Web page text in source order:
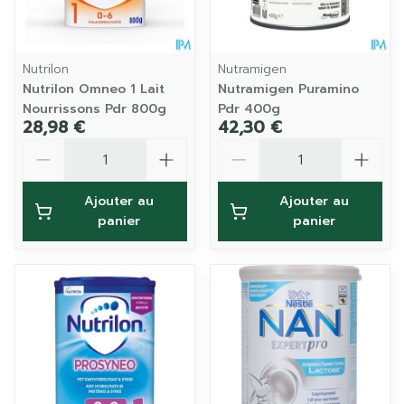
Nutrilon
Nutrilon Omneo 1 Lait
Nourrissons Pdr 800g
28,98 €
Ajouter au
panier
Nutramigen
Nutramigen Puramino
Pdr 400g
42,30 €
Ajouter au
panier